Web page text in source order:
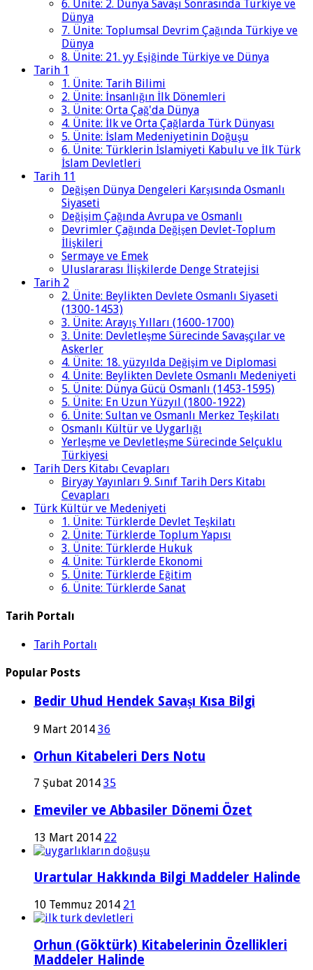
6. Ünite: 2. Dünya Savaşı Sonrasında Türkiye ve
Dünya
7. Ünite: Toplumsal Devrim Çağında Türkiye ve
Dünya
8. Ünite: 21. yy Eşiğinde Türkiye ve Dünya
Tarih 1
1. Ünite: Tarih Bilimi
2. Ünite: İnsanlığın İlk Dönemleri
3. Ünite: Orta Çağ'da Dünya
4. Ünite: İlk ve Orta Çağlarda Türk Dünyası
5. Ünite: İslam Medeniyetinin Doğuşu
6. Ünite: Türklerin İslamiyeti Kabulu ve İlk Türk
İslam Devletleri
Tarih 11
Değişen Dünya Dengeleri Karşısında Osmanlı
Siyaseti
Değişim Çağında Avrupa ve Osmanlı
Devrimler Çağında Değişen Devlet-Toplum
İlişkileri
Sermaye ve Emek
Uluslararası İlişkilerde Denge Stratejisi
Tarih 2
2. Ünite: Beylikten Devlete Osmanlı Siyaseti
(1300-1453)
3. Ünite: Arayış Yılları (1600-1700)
3. Ünite: Devletleşme Sürecinde Savaşçılar ve
Askerler
4. Ünite: 18. yüzyılda Değişim ve Diplomasi
4. Ünite: Beylikten Devlete Osmanlı Medeniyeti
5. Ünite: Dünya Gücü Osmanlı (1453-1595)
5. Ünite: En Uzun Yüzyıl (1800-1922)
6. Ünite: Sultan ve Osmanlı Merkez Teşkilatı
Osmanlı Kültür ve Uygarlığı
Yerleşme ve Devletleşme Sürecinde Selçuklu
Türkiyesi
Tarih Ders Kitabı Cevapları
Biryay Yayınları 9. Sınıf Tarih Ders Kitabı
Cevapları
Türk Kültür ve Medeniyeti
1. Ünite: Türklerde Devlet Teşkilatı
2. Ünite: Türklerde Toplum Yapısı
3. Ünite: Türklerde Hukuk
4. Ünite: Türklerde Ekonomi
5. Ünite: Türklerde Eğitim
6. Ünite: Türklerde Sanat
Tarih Portalı
Tarih Portalı
Popular Posts
Bedir Uhud Hendek Savaşı Kısa Bilgi
9 Mart 2014 36
Orhun Kitabeleri Ders Notu
7 Şubat 2014 35
Emeviler ve Abbasiler Dönemi Özet
13 Mart 2014 22
Urartular Hakkında Bilgi Maddeler Halinde
10 Temmuz 2014 21
Orhun (Göktürk) Kitabelerinin Özellikleri
Maddeler Halinde